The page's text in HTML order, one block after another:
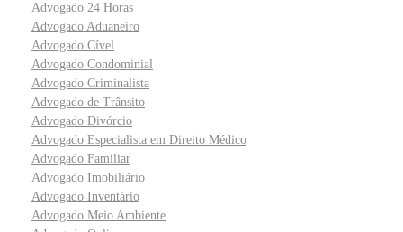
Advogado 24 Horas
Advogado Aduaneiro
Advogado Cível
Advogado Condominial
Advogado Criminalista
Advogado de Trânsito
Advogado Divórcio
Advogado Especialista em Direito Médico
Advogado Familiar
Advogado Imobiliário
Advogado Inventário
Advogado Meio Ambiente